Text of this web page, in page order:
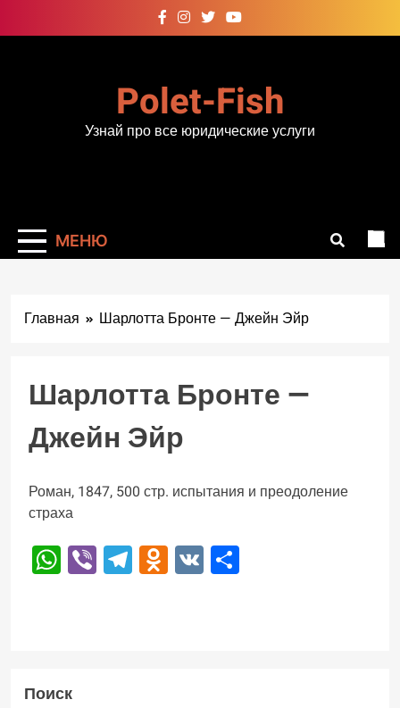
к
Polet-Fish
Узнай про все юридические услуги
МЕНЮ
Главная Шарлотта Бронте — Джейн Эйр
Шарлотта Бронте —
Джейн Эйр
Роман, 1847, 500 стр. испытания и преодоление
страха
WhatsApp
ViberTelegram
Odnoklassniki
VK
Поиск